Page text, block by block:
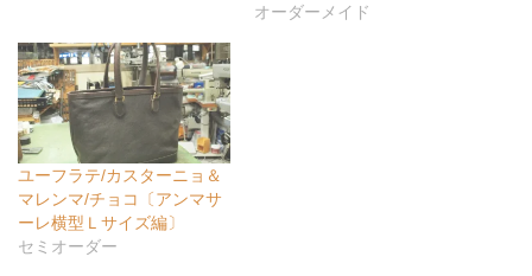
オーダーメイド
ユーフラテ/カスターニョ＆
マレンマ/チョコ〔アンマサ
ーレ横型Ｌサイズ編〕
セミオーダー